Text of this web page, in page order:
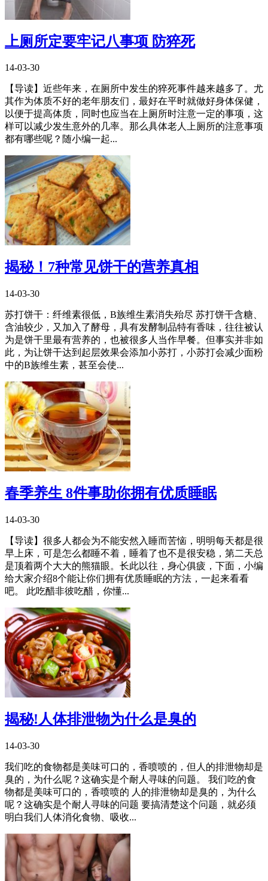
上厕所定要牢记八事项 防猝死
14-03-30
【导读】近些年来，在厕所中发生的猝死事件越来越多了。尤
其作为体质不好的老年朋友们，最好在平时就做好身体保健，
以便于提高体质，同时也应当在上厕所时注意一定的事项，这
样可以减少发生意外的几率。那么具体老人上厕所的注意事项
都有哪些呢？随小编一起...
揭秘！7种常见饼干的营养真相
14-03-30
苏打饼干：纤维素很低，B族维生素消失殆尽 苏打饼干含糖、
含油较少，又加入了酵母，具有发酵制品特有香味，往往被认
为是饼干里最有营养的，也被很多人当作早餐。但事实并非如
此，为让饼干达到起层效果会添加小苏打，小苏打会减少面粉
中的B族维生素，甚至会使...
春季养生 8件事助你拥有优质睡眠
14-03-30
【导读】很多人都会为不能安然入睡而苦恼，明明每天都是很
早上床，可是怎么都睡不着，睡着了也不是很安稳，第二天总
是顶着两个大大的熊猫眼。长此以往，身心俱疲，下面，小编
给大家介绍8个能让你们拥有优质睡眠的方法，一起来看看
吧。 此吃醋非彼吃醋，你懂...
揭秘!人体排泄物为什么是臭的
14-03-30
我们吃的食物都是美味可口的，香喷喷的，但人的排泄物却是
臭的，为什么呢？这确实是个耐人寻味的问题。 我们吃的食
物都是美味可口的，香喷喷的 人的排泄物却是臭的，为什么
呢？这确实是个耐人寻味的问题 要搞清楚这个问题，就必须
明白我们人体消化食物、吸收...